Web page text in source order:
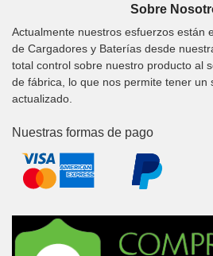
Sobre
Actualmente nuestros esfuerzos están
de Cargadores y Baterías desde
total control sobre nuestro producto al
de fábrica, lo que nos permite tener un
actualizado.
Nuestras formas de pago